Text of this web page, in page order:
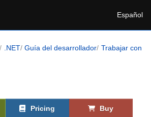
Español
.NET Guía del desarrollador Trabajar con
Pricing Buy